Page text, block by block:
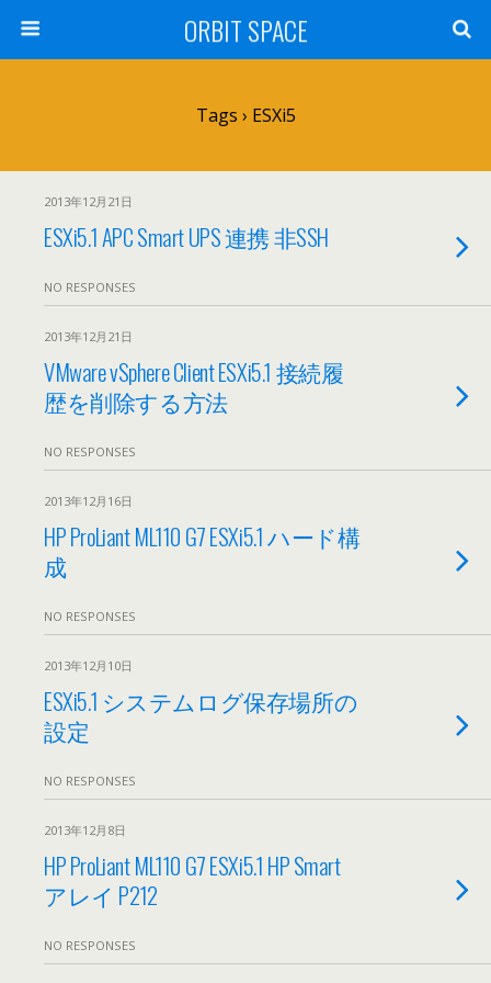
ORBIT SPACE
Tags › ESXi5
2013年12月21日
ESXi5.1 APC Smart UPS 連携 非SSH
NO RESPONSES
2013年12月21日
VMware vSphere Client ESXi5.1 接続履
歴を削除する方法
NO RESPONSES
2013年12月16日
HP ProLiant ML110 G7 ESXi5.1 ハード構
成
NO RESPONSES
2013年12月10日
ESXi5.1 システムログ保存場所の
設定
NO RESPONSES
2013年12月8日
HP ProLiant ML110 G7 ESXi5.1 HP Smart
アレイ P212
NO RESPONSES